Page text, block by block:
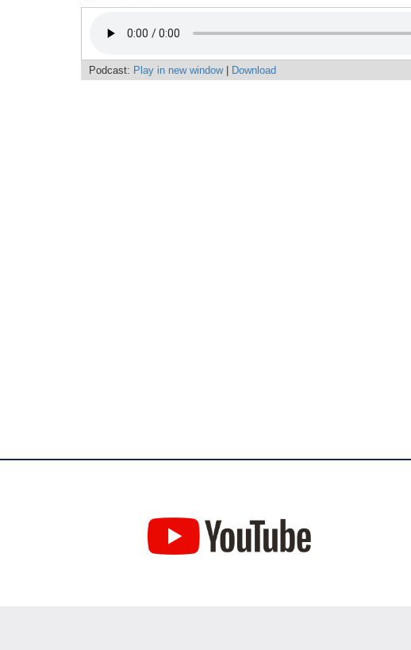
Podcast: Play in new window| Download